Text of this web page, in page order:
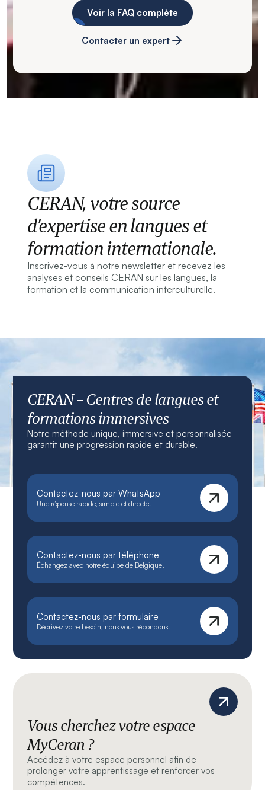
Voir la FAQ complète
Contacter un expert
CERAN, votre source
d’expertise en langues et
formation internationale.
Inscrivez-vous à notre newsletter et recevez les
analyses et conseils CERAN sur les langues, la
formation et la communication interculturelle.
CERAN – Centres de langues et
formations immersives
Notre méthode unique, immersive et personnalisée
garantit une progression rapide et durable.
Contactez-nous par WhatsApp
Une réponse rapide, simple et directe.
Contactez-nous par téléphone
Échangez avec notre équipe de Belgique.
Contactez-nous par formulaire
Décrivez votre besoin, nous vous répondons.
Vous cherchez votre espace
MyCeran ?
Accédez à votre espace personnel afin de
prolonger votre apprentissage et renforcer vos
compétences.